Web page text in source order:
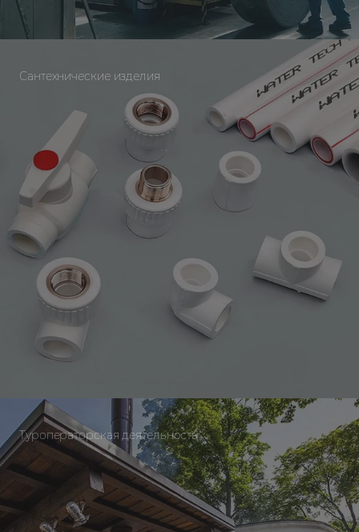
Сантехнические изделия
Туроператорская деятельность